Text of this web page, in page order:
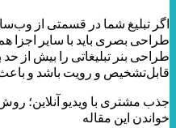
اگر تبلیغ شما در قسمتی از
طراحی بصری باید با سایر اجزا
طراحی بنر تبلیغاتی را بیش از
قابل‌تشخیص و رویت باشد و
جذب مشتری با ویدیو آنلاین؛
خواندن این مقاله